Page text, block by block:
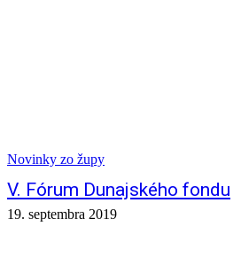
Novinky zo župy
V. Fórum Dunajského fondu
19. septembra 2019